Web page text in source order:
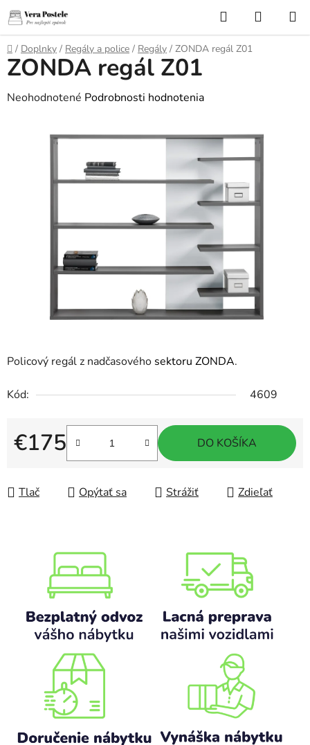
Prejsť
na
obsah
Hľadať
KOŠÍK
Domov
/ Doplnky / Regály a police / Regály / ZONDA regál Z01
Policový regál z nadčasového sektoru ZONDA.
Kód: 4609
€175
Jednotková cena:
DO KOŠÍKA
Tlač Opýtať sa Strážiť Zdieľať
ZONDA regál Z01
Priemerné
produktu
hviezdičiek.
Neohodnotené Podrobnosti hodnotenia